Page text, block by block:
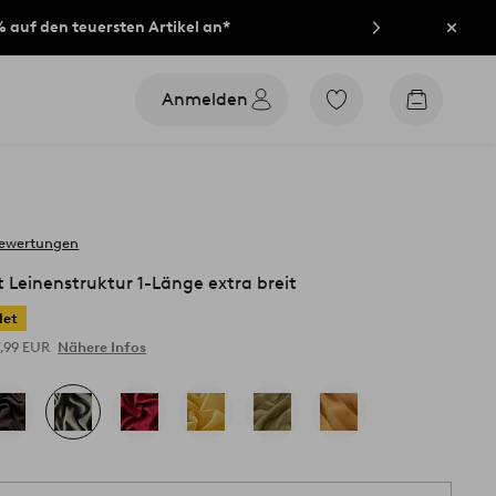
auf den teuersten Artikel an*
Anmelden
Zu
Zum
Leinenstruktur 1-Länge extra breit
EUR Nähere Infos